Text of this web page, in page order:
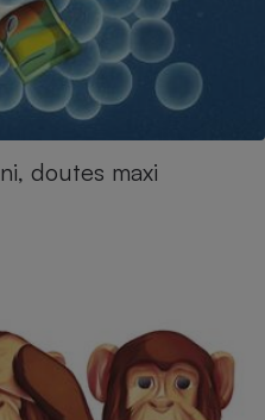
doutes maxi